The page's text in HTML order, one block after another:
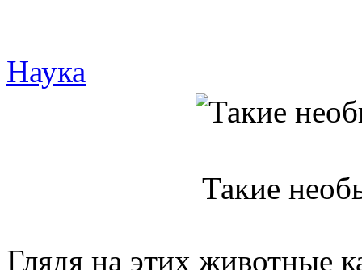
Наука
Такие
Глядя на этих животные